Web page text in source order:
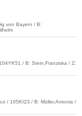
von Bayern / B:
/ B: Stein,Franziska / Z:
/ 105KI23 / B: Müller,Antonia /